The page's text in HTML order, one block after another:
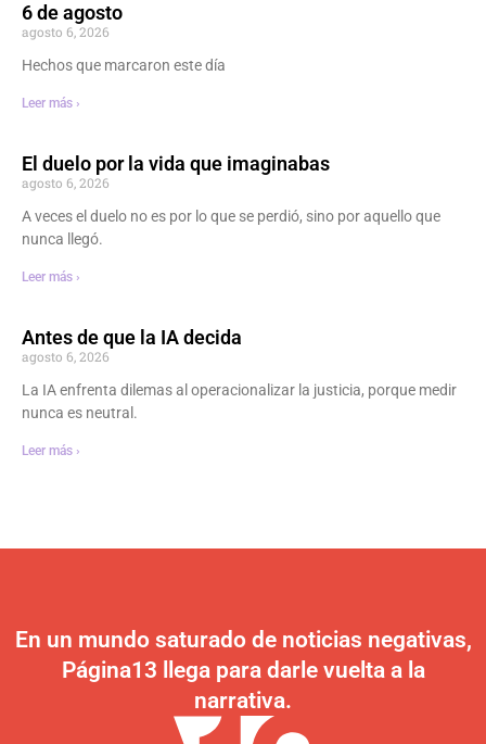
6 de agosto
agosto 6, 2026
Hechos que marcaron este día
Leer más ›
El duelo por la vida que imaginabas
agosto 6, 2026
A veces el duelo no es por lo que se perdió, sino por aquello que
nunca llegó.
Leer más ›
Antes de que la IA decida
agosto 6, 2026
La IA enfrenta dilemas al operacionalizar la justicia, porque medir
nunca es neutral.
Leer más ›
En un mundo saturado de noticias negativas,
Página13 llega para darle vuelta a la
narrativa.